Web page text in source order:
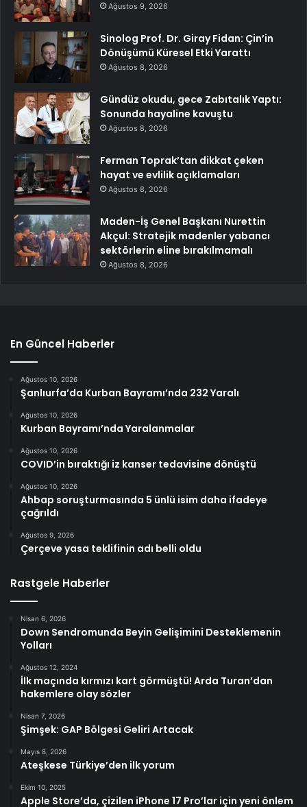
Ağustos 9, 2026
Sinolog Prof. Dr. Giray Fidan: Çin’in
Dönüşümü Küresel Etki Yarattı
Ağustos 8, 2026
Gündüz okudu, gece Zabıtalık Yaptı:
Sonunda hayaline kavuştu
Ağustos 8, 2026
Ferman Toprak’tan dikkat çeken
hayat ve evlilik açıklamaları
Ağustos 8, 2026
Maden-İş Genel Başkanı Nurettin
Akçul: Stratejik madenler yabancı
sektörlerin eline bırakılmamalı
Ağustos 8, 2026
En Güncel Haberler
Ağustos 10, 2026
Şanlıurfa’da Kurban Bayramı’nda 232 Yaralı
Ağustos 10, 2026
Kurban Bayramı’nda Yaralanmalar
Ağustos 10, 2026
COVID’in bıraktığı iz kanser tedavisine dönüştü
Ağustos 10, 2026
Ahbap soruşturmasında 5 ünlü isim daha ifadeye
çağrıldı
Ağustos 9, 2026
Çerçeve yasa teklifinin adı belli oldu
Rastgele Haberler
Nisan 6, 2026
Down Sendromunda Beyin Gelişimini Desteklemenin
Yolları
Ağustos 12, 2024
İlk maçında kırmızı kart görmüştü! Arda Turan’dan
hakemlere olay sözler
Nisan 7, 2026
Şimşek: GAP Bölgesi Geliri Artacak
Mayıs 8, 2026
Ateşkese Türkiye’den ilk yorum
Ekim 10, 2025
Apple Store’da, çizilen iPhone 17 Pro’lar için yeni önlem